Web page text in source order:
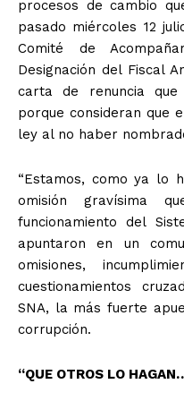
procesos de cambio
pasado miércoles 12
Comité de
Designación del Fiscal
carta de renuncia
porque consideran que
ley al no haber
“Estamos, como ya lo
omisión gravísima
funcionamiento del
apuntaron en un
omisiones,
cuestionamientos
SNA, la más fuerte
corrupción.
“QUE OTROS LO